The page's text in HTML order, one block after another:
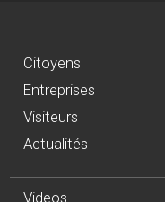
Citoyens
Entreprises
Visiteurs
Actualités
Videos